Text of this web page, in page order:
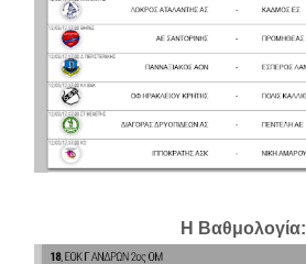
Η Βαθμολογία: